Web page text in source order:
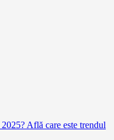
Află care este trendul